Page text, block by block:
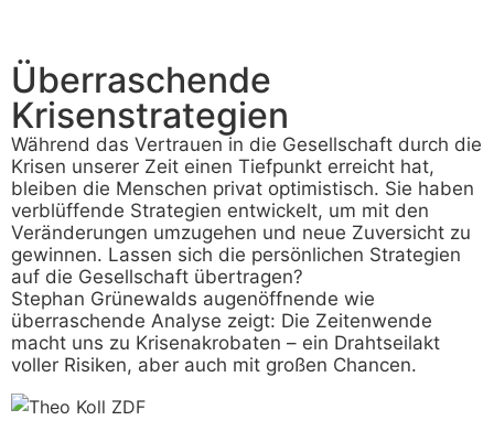
Überraschende
Krisenstrategien
Während das Vertrauen in die Gesellschaft durch die
Krisen unserer Zeit einen Tiefpunkt erreicht hat,
bleiben die Menschen privat optimistisch. Sie haben
verblüffende Strategien entwickelt, um mit den
Veränderungen umzugehen und neue Zuversicht zu
gewinnen. Lassen sich die persönlichen Strategien
auf die Gesellschaft übertragen?
Stephan Grünewalds augenöffnende wie
überraschende Analyse zeigt: Die Zeitenwende
macht uns zu Krisenakrobaten – ein Drahtseilakt
voller Risiken, aber auch mit großen Chancen.